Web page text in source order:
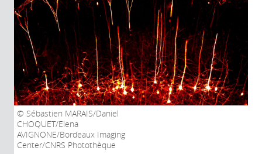
Sébastien MARAIS/Daniel
CHOQUET/Elena
AVIGNONE/Bordeaux Imaging
Center/CNRS Photothèque